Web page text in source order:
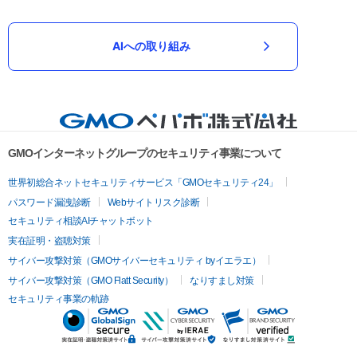
AIへの取り組み
GMOインターネットグループのセキュリティ事業について
世界初総合ネットセキュリティサービス「GMOセキュリティ24」
パスワード漏洩診断
Webサイトリスク診断
セキュリティ相談AIチャットボット
実在証明・盗聴対策
サイバー攻撃対策（GMOサイバーセキュリティ byイエラエ）
サイバー攻撃対策（GMO Flatt Security）
なりすまし対策
セキュリティ事業の軌跡